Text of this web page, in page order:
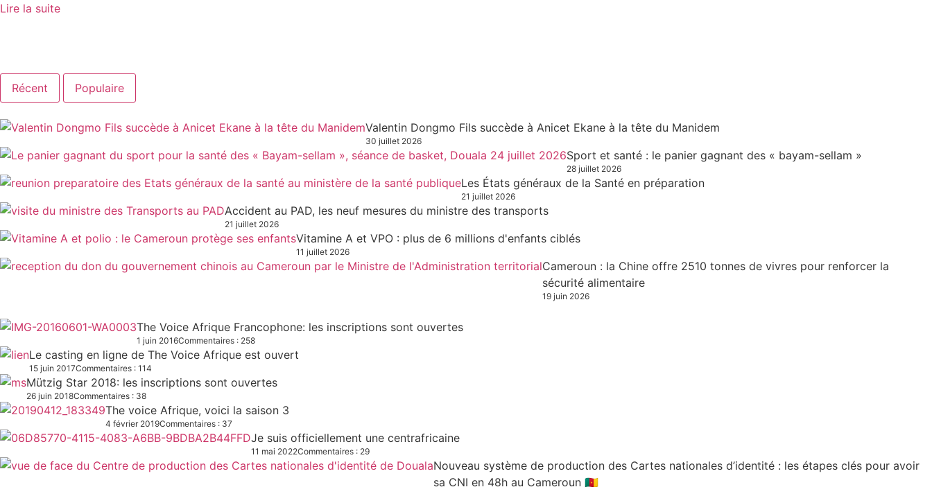
Lire la suite
Récent Populaire
Valentin Dongmo Fils succède à Anicet Ekane à la tête du Manidem
30 juillet 2026
Sport et santé : le panier gagnant des « bayam-sellam »
28 juillet 2026
Les États généraux de la Santé en préparation
21 juillet 2026
Accident au PAD, les neuf mesures du ministre des transports
21 juillet 2026
Vitamine A et VPO : plus de 6 millions d'enfants ciblés
11 juillet 2026
Cameroun : la Chine offre 2510 tonnes de vivres pour renforcer la
sécurité alimentaire
19 juin 2026
The Voice Afrique Francophone: les inscriptions sont ouvertes
1 juin 2016Commentaires : 258
Le casting en ligne de The Voice Afrique est ouvert
15 juin 2017Commentaires : 114
Mützig Star 2018: les inscriptions sont ouvertes
26 juin 2018Commentaires : 38
The voice Afrique, voici la saison 3
4 février 2019Commentaires : 37
Je suis officiellement une centrafricaine
11 mai 2022Commentaires : 29
Nouveau système de production des Cartes nationales d’identité : les étapes clés pour avoir
sa CNI en 48h au Cameroun 🇨🇲